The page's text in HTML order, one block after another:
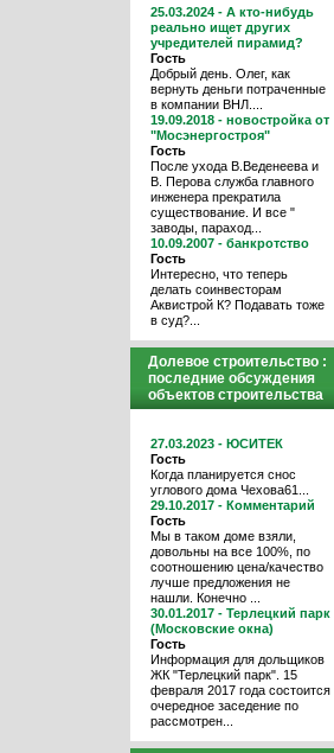
25.03.2024 - А кто-нибудь
реально ищет других
учредителей пирамид?
Гость
Добрый день. Олег, как
вернуть деньги потраченные
в компании ВНЛ....
19.09.2018 - новостройка от
"Мосэнергостроя"
Гость
После ухода В.Веденеева и
В. Перова служба главного
инженера прекратила
существование. И все "
заводы, параход...
10.09.2007 - банкротство
Гость
Интересно, что теперь
делать соинвесторам
Аквистрой К? Подавать тоже
в суд?...
Долевое строительство :
последние обсуждения
объектов строительства
27.03.2023 - ЮСИТЕК
Гость
Когда планируется снос
углового дома Чехова61...
29.10.2017 - Комментарий
Гость
Мы в таком доме взяли,
довольны на все 100%, по
соотношению цена/качество
лучше предложения не
нашли. Конечно ...
30.01.2017 - Терлецкий парк
(Московские окна)
Гость
Информация для дольщиков
ЖК "Терлецкий парк". 15
февраля 2017 года состоится
очередное заседение по
рассмотрен...